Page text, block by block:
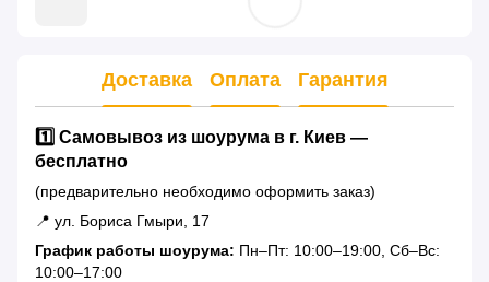
Доставка Оплата Гарантия
1️⃣ Самовывоз из шоурума в г. Киев —
бесплатно
(предварительно необходимо оформить заказ)
📍 ул. Бориса Гмыри, 17
График работы шоурума: Пн–Пт: 10:00–19:00, Сб–Вс:
10:00–17:00